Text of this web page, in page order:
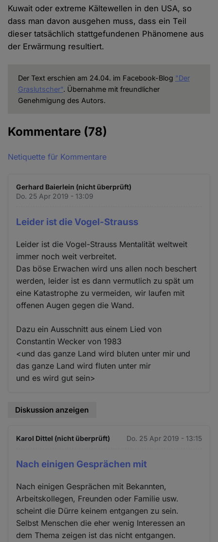
Kuwait oder extreme Kältewellen in den USA, so
dass man davon ausgehen muss, dass ein Teil
dieser tatsächlich stattgefundenen Phänomene aus
der Erwärmung resultiert.
Der Text erschien am 24.04. im Facebook-Blog "Der
Graslutscher". Übernahme mit freundlicher
Genehmigung des Autors.
Kommentare (78)
Netiquette für Kommentare
Gerhard Baierlein (nicht überprüft)
Do. 25 Apr 2019 - 13:09
Leider ist die Vogel-Strauss
Leider ist die Vogel-Strauss Mentalität weltweit
immer noch weit verbreitet.
Das böse Erwachen wird uns allen noch beschert
werden, leider ist es dann vermutlich zu spät um
eine Katastrophe zu vermeiden, wir laufen mit
offenen Augen gegen die Wand.
Dazu ein Ausschnitt aus einem Lied von
Constantin Wecker von 1983
<und das ganze Land wird bluten unter mir und
das ganze Land wird fluten unter mir
und es wird gut sein>
Diskussion anzeigen
Karol Dittel (nicht überprüft) Do. 25 Apr 2019 - 13:15
Nach einigen Gesprächen mit
Nach einigen Gesprächen mit Bekannten,
Arbeitskollegen, Freunden oder Familie usw.
scheint die Dürre keinem entgangen zu sein.
Selbst Menschen die eher wenig Interessen an
dem Thema zeigen ist das nicht entgangen.